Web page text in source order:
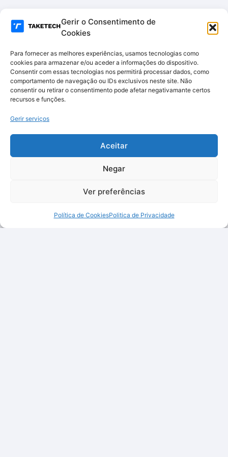
Gerir o Consentimento de
Cookies
Para fornecer as melhores experiências, usamos tecnologias como
cookies para armazenar e/ou aceder a informações do dispositivo.
Consentir com essas tecnologias nos permitirá processar dados, como
comportamento de navegação ou IDs exclusivos neste site. Não
consentir ou retirar o consentimento pode afetar negativamante certos
recursos e funções.
Gerir serviços
Aceitar
Negar
Ver preferências
Política de CookiesPolitica de Privacidade